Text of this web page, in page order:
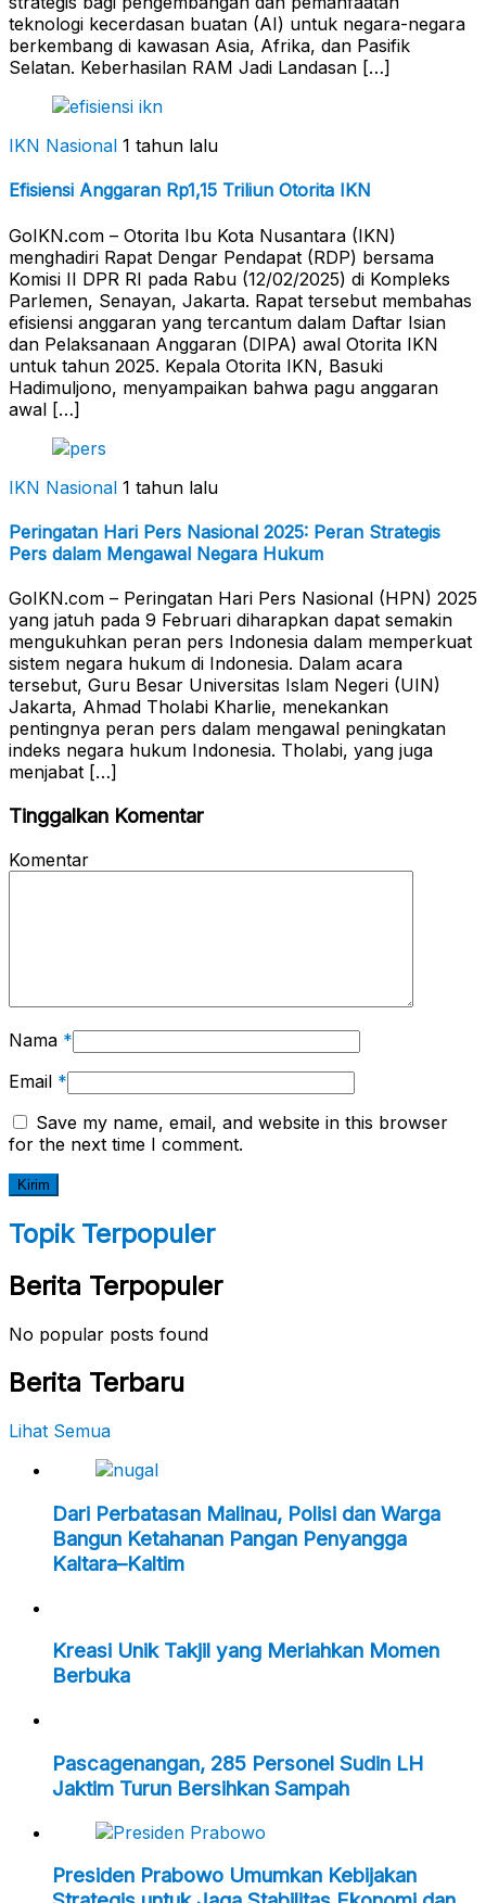
teknologi kecerdasan buatan (AI) untuk negara-negara
berkembang di kawasan Asia, Afrika, dan Pasifik
Selatan. Keberhasilan RAM Jadi Landasan […]
IKN Nasional 1 tahun lalu
Efisiensi Anggaran Rp1,15 Triliun Otorita IKN
GoIKN.com – Otorita Ibu Kota Nusantara (IKN)
menghadiri Rapat Dengar Pendapat (RDP) bersama
Komisi II DPR RI pada Rabu (12/02/2025) di Kompleks
Parlemen, Senayan, Jakarta. Rapat tersebut membahas
efisiensi anggaran yang tercantum dalam Daftar Isian
dan Pelaksanaan Anggaran (DIPA) awal Otorita IKN
untuk tahun 2025. Kepala Otorita IKN, Basuki
Hadimuljono, menyampaikan bahwa pagu anggaran
awal […]
IKN Nasional 1 tahun lalu
Peringatan Hari Pers Nasional 2025: Peran Strategis
Pers dalam Mengawal Negara Hukum
GoIKN.com – Peringatan Hari Pers Nasional (HPN) 2025
yang jatuh pada 9 Februari diharapkan dapat semakin
mengukuhkan peran pers Indonesia dalam memperkuat
sistem negara hukum di Indonesia. Dalam acara
tersebut, Guru Besar Universitas Islam Negeri (UIN)
Jakarta, Ahmad Tholabi Kharlie, menekankan
pentingnya peran pers dalam mengawal peningkatan
indeks negara hukum Indonesia. Tholabi, yang juga
menjabat […]
Tinggalkan Komentar
Komentar
Nama *
Email *
Save my name, email, and website in this browser
for the next time I comment.
Topik Terpopuler
Berita Terpopuler
No popular posts found
Berita Terbaru
Lihat Semua
Dari Perbatasan Malinau, Polisi dan Warga
Bangun Ketahanan Pangan Penyangga
Kaltara–Kaltim
Kreasi Unik Takjil yang Meriahkan Momen
Berbuka
Pascagenangan, 285 Personel Sudin LH
Jaktim Turun Bersihkan Sampah
Presiden Prabowo Umumkan Kebijakan